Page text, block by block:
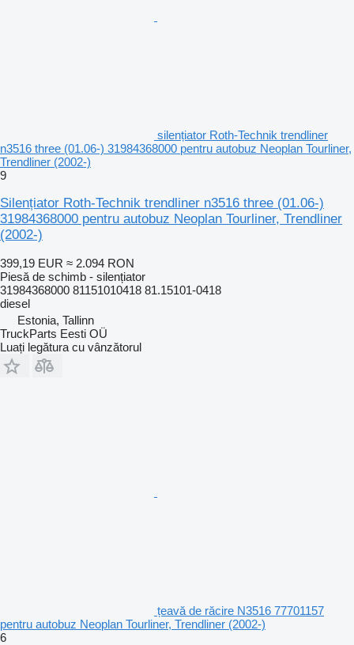
silențiator Roth-Technik trendliner
n3516 three (01.06-) 31984368000 pentru autobuz Neoplan Tourliner,
Trendliner (2002-)
9
Silențiator Roth-Technik trendliner n3516 three (01.06-)
31984368000 pentru autobuz Neoplan Tourliner, Trendliner
(2002-)
399,19 EUR ≈ 2.094 RON
Piesă de schimb - silențiator
31984368000 81151010418 81.15101-0418
diesel
Estonia, Tallinn
TruckParts Eesti OÜ
Luați legătura cu vânzătorul
țeavă de răcire N3516 77701157
pentru autobuz Neoplan Tourliner, Trendliner (2002-)
6